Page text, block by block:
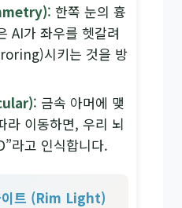
: 한쪽 눈의 흉
AI가 좌우를 헷갈려
시키는 것을 방
: 금속 아머에 맺
라 이동하면, 우리 뇌
라고 인식합니다.
이트 (Rim Light)